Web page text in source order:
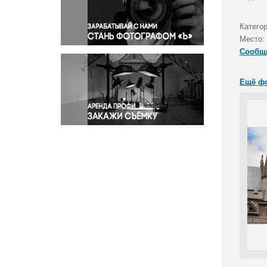
Правосудие
Происшествия и конфликты
Религия
Светская жизнь
Спорт
Экология
Экономика и бизнес
Место:
Ещё